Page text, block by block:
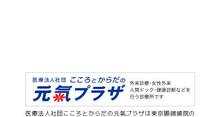
医療法人社団こころとからだの元氣プラザは東京顕微鏡院の